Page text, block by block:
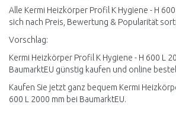
Alle Kermi Heizkörper Profil K Hygiene - H
sich nach Preis, Bewertung & Popularität
Vorschlag:
Kermi Heizkörper Profil K Hygiene - H 600 L
BaumarktEU günstig kaufen und online
Kaufen Sie jetzt ganz bequem Kermi
600 L 2000 mm bei BaumarktEU.